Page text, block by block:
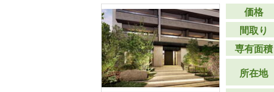
価格
間取り
専有面積
所在地